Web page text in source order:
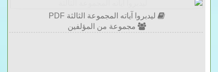
ليدبروا آياته المجموعة الثالثة PDF
مجموعة من المؤلفين